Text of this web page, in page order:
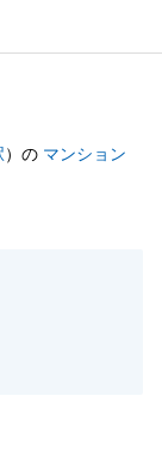
ありがとう
ございました
）の マンション